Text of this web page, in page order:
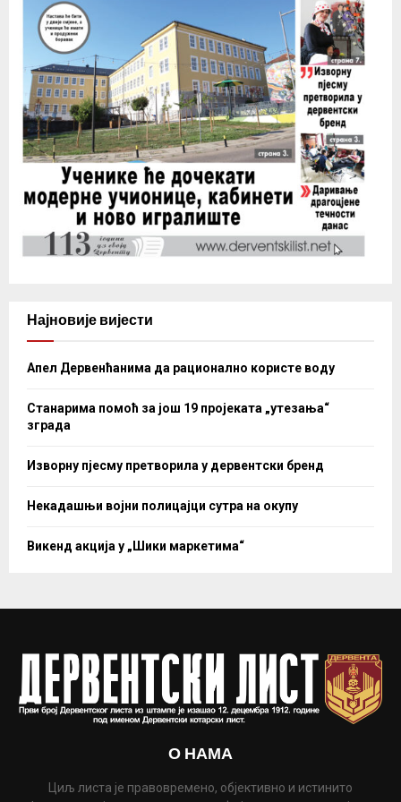
Најновије вијести
Апел Дервенћанима да рационално користе воду
Станарима помоћ за још 19 пројеката „утезања“
зграда
Изворну пјесму претворила у дервентски бренд
Некадашњи војни полицајци сутра на окупу
Викенд акција у „Шики маркетима“
О НАМА
Циљ листа је правовремено, објективно и истинито